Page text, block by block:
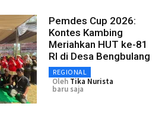
Pemdes Cup 2026:
Kontes Kambing
Meriahkan HUT ke-81
RI di Desa Bengbulang
REGIONAL
Oleh Tika Nurista
baru saja